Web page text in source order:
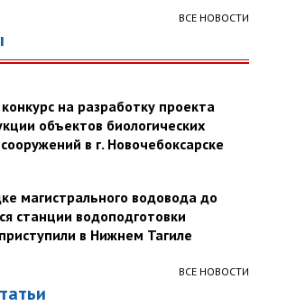
ВСЕ НОВОСТИ
на разработку проекта
объектов биологических
в г. Новочебоксарске
магистрального водовода до
станции водоподготовки
в Нижнем Тагиле
ВСЕ НОВОСТИ